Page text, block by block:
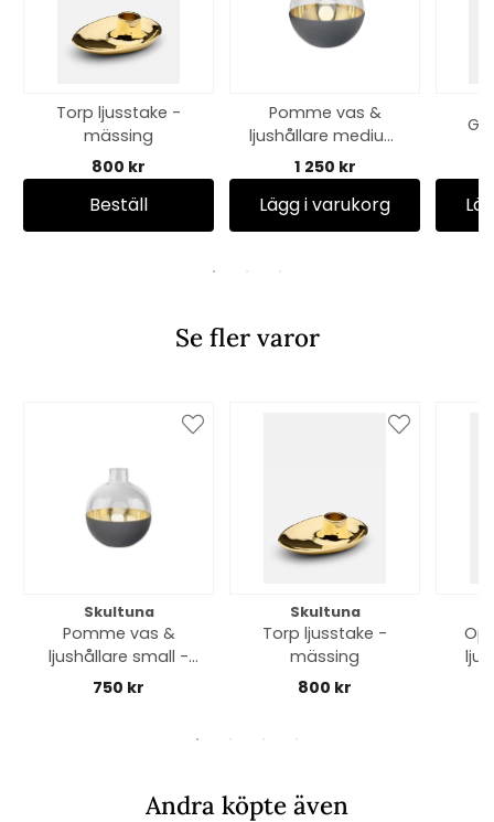
Torp ljusstake -
mässing
800 kr
Beställ
Pomme vas &
ljushållare medium
- mörkgrå
1 250 kr
Lägg i varukorg
Se fler varor
Skultuna
Pomme vas &
ljushållare small -
mörk grå
750 kr
Skultuna
Torp ljusstake -
mässing
800 kr
Andra köpte även